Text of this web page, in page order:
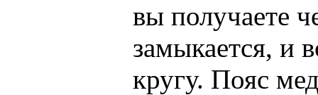
вы получаете
замыкается, и
кругу. Пояс